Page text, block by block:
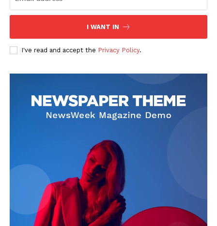
I WANT IN
I've read and accept the Privacy Policy.